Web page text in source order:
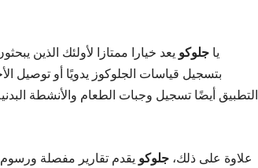
يا جلوكو يعد خيارا ممتازا لأولئك الذين
بتسجيل قياسات الجلوكوز يدويًا أو توصيل
التطبيق أيضًا تسجيل وجبات الطعام والأنشطة
علاوة على ذلك، جلوكو يقدم تقارير مفصلة